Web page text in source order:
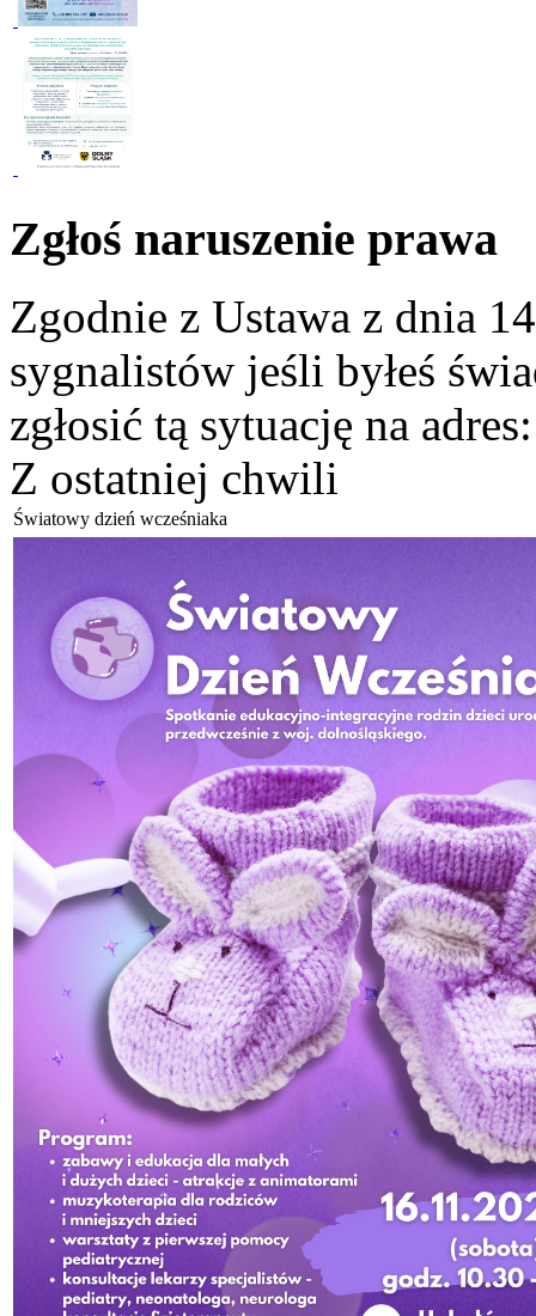
Zgłoś naruszenie prawa
Zgodnie z Ustawa z dnia
sygnalistów jeśli byłeś
zgłosić tą sytuację na
Z ostatniej chwili
Światowy dzień wcześniaka